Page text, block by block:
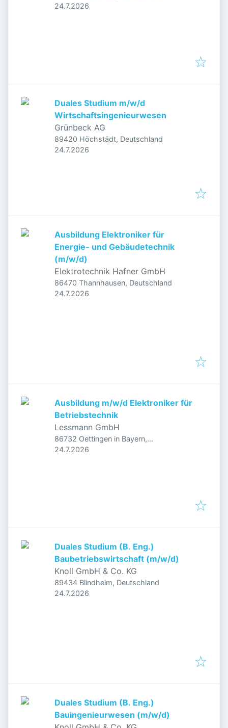
Veröffentlicht
24.7.2026
Duales Studium m/w/d
Wirtschaftsingenieurwesen
Grünbeck AG
89420 Höchstädt, Deutschland
Veröffentlicht
24.7.2026
Ausbildung Elektroniker für
Energie- und Gebäudetechnik
(m/w/d)
Elektrotechnik Hafner GmbH
86470 Thannhausen, Deutschland
Veröffentlicht
24.7.2026
Ausbildung m/w/d Elektroniker für
Betriebstechnik
Lessmann GmbH
86732 Oettingen in Bayern,
Deutschland
Veröffentlicht
24.7.2026
Duales Studium (B. Eng.)
Baubetriebswirtschaft (m/w/d)
Knoll GmbH & Co. KG
89434 Blindheim, Deutschland
Veröffentlicht
24.7.2026
Duales Studium (B. Eng.)
Bauingenieurwesen (m/w/d)